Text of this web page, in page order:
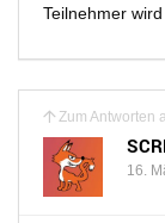
Teilnehmer
Zum Antworten
16.